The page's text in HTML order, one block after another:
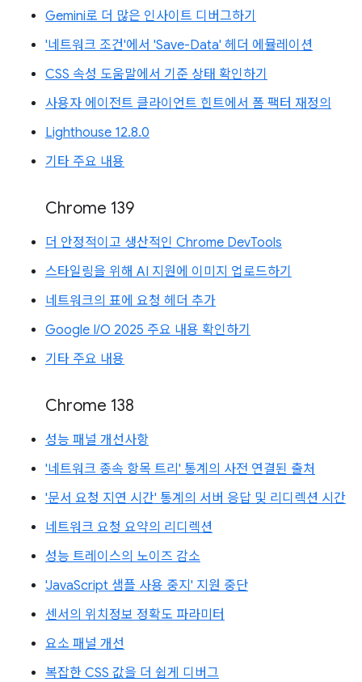
Gemini로 더 많은 인사이트 디버그하기
'네트워크 조건'에서 'Save-Data' 헤더 에뮬레이션
CSS 속성 도움말에서 기준 상태 확인하기
사용자 에이전트 클라이언트 힌트에서 폼 팩터 재정의
Lighthouse 12.8.0
기타 주요 내용
Chrome 139
더 안정적이고 생산적인 Chrome DevTools
스타일링을 위해 AI 지원에 이미지 업로드하기
네트워크의 표에 요청 헤더 추가
Google I/O 2025 주요 내용 확인하기
기타 주요 내용
Chrome 138
성능 패널 개선사항
'네트워크 종속 항목 트리' 통계의 사전 연결된 출처
'문서 요청 지연 시간' 통계의 서버 응답 및 리디렉션 시간
네트워크 요청 요약의 리디렉션
성능 트레이스의 노이즈 감소
'JavaScript 샘플 사용 중지' 지원 중단
센서의 위치정보 정확도 파라미터
요소 패널 개선
복잡한 CSS 값을 더 쉽게 디버그